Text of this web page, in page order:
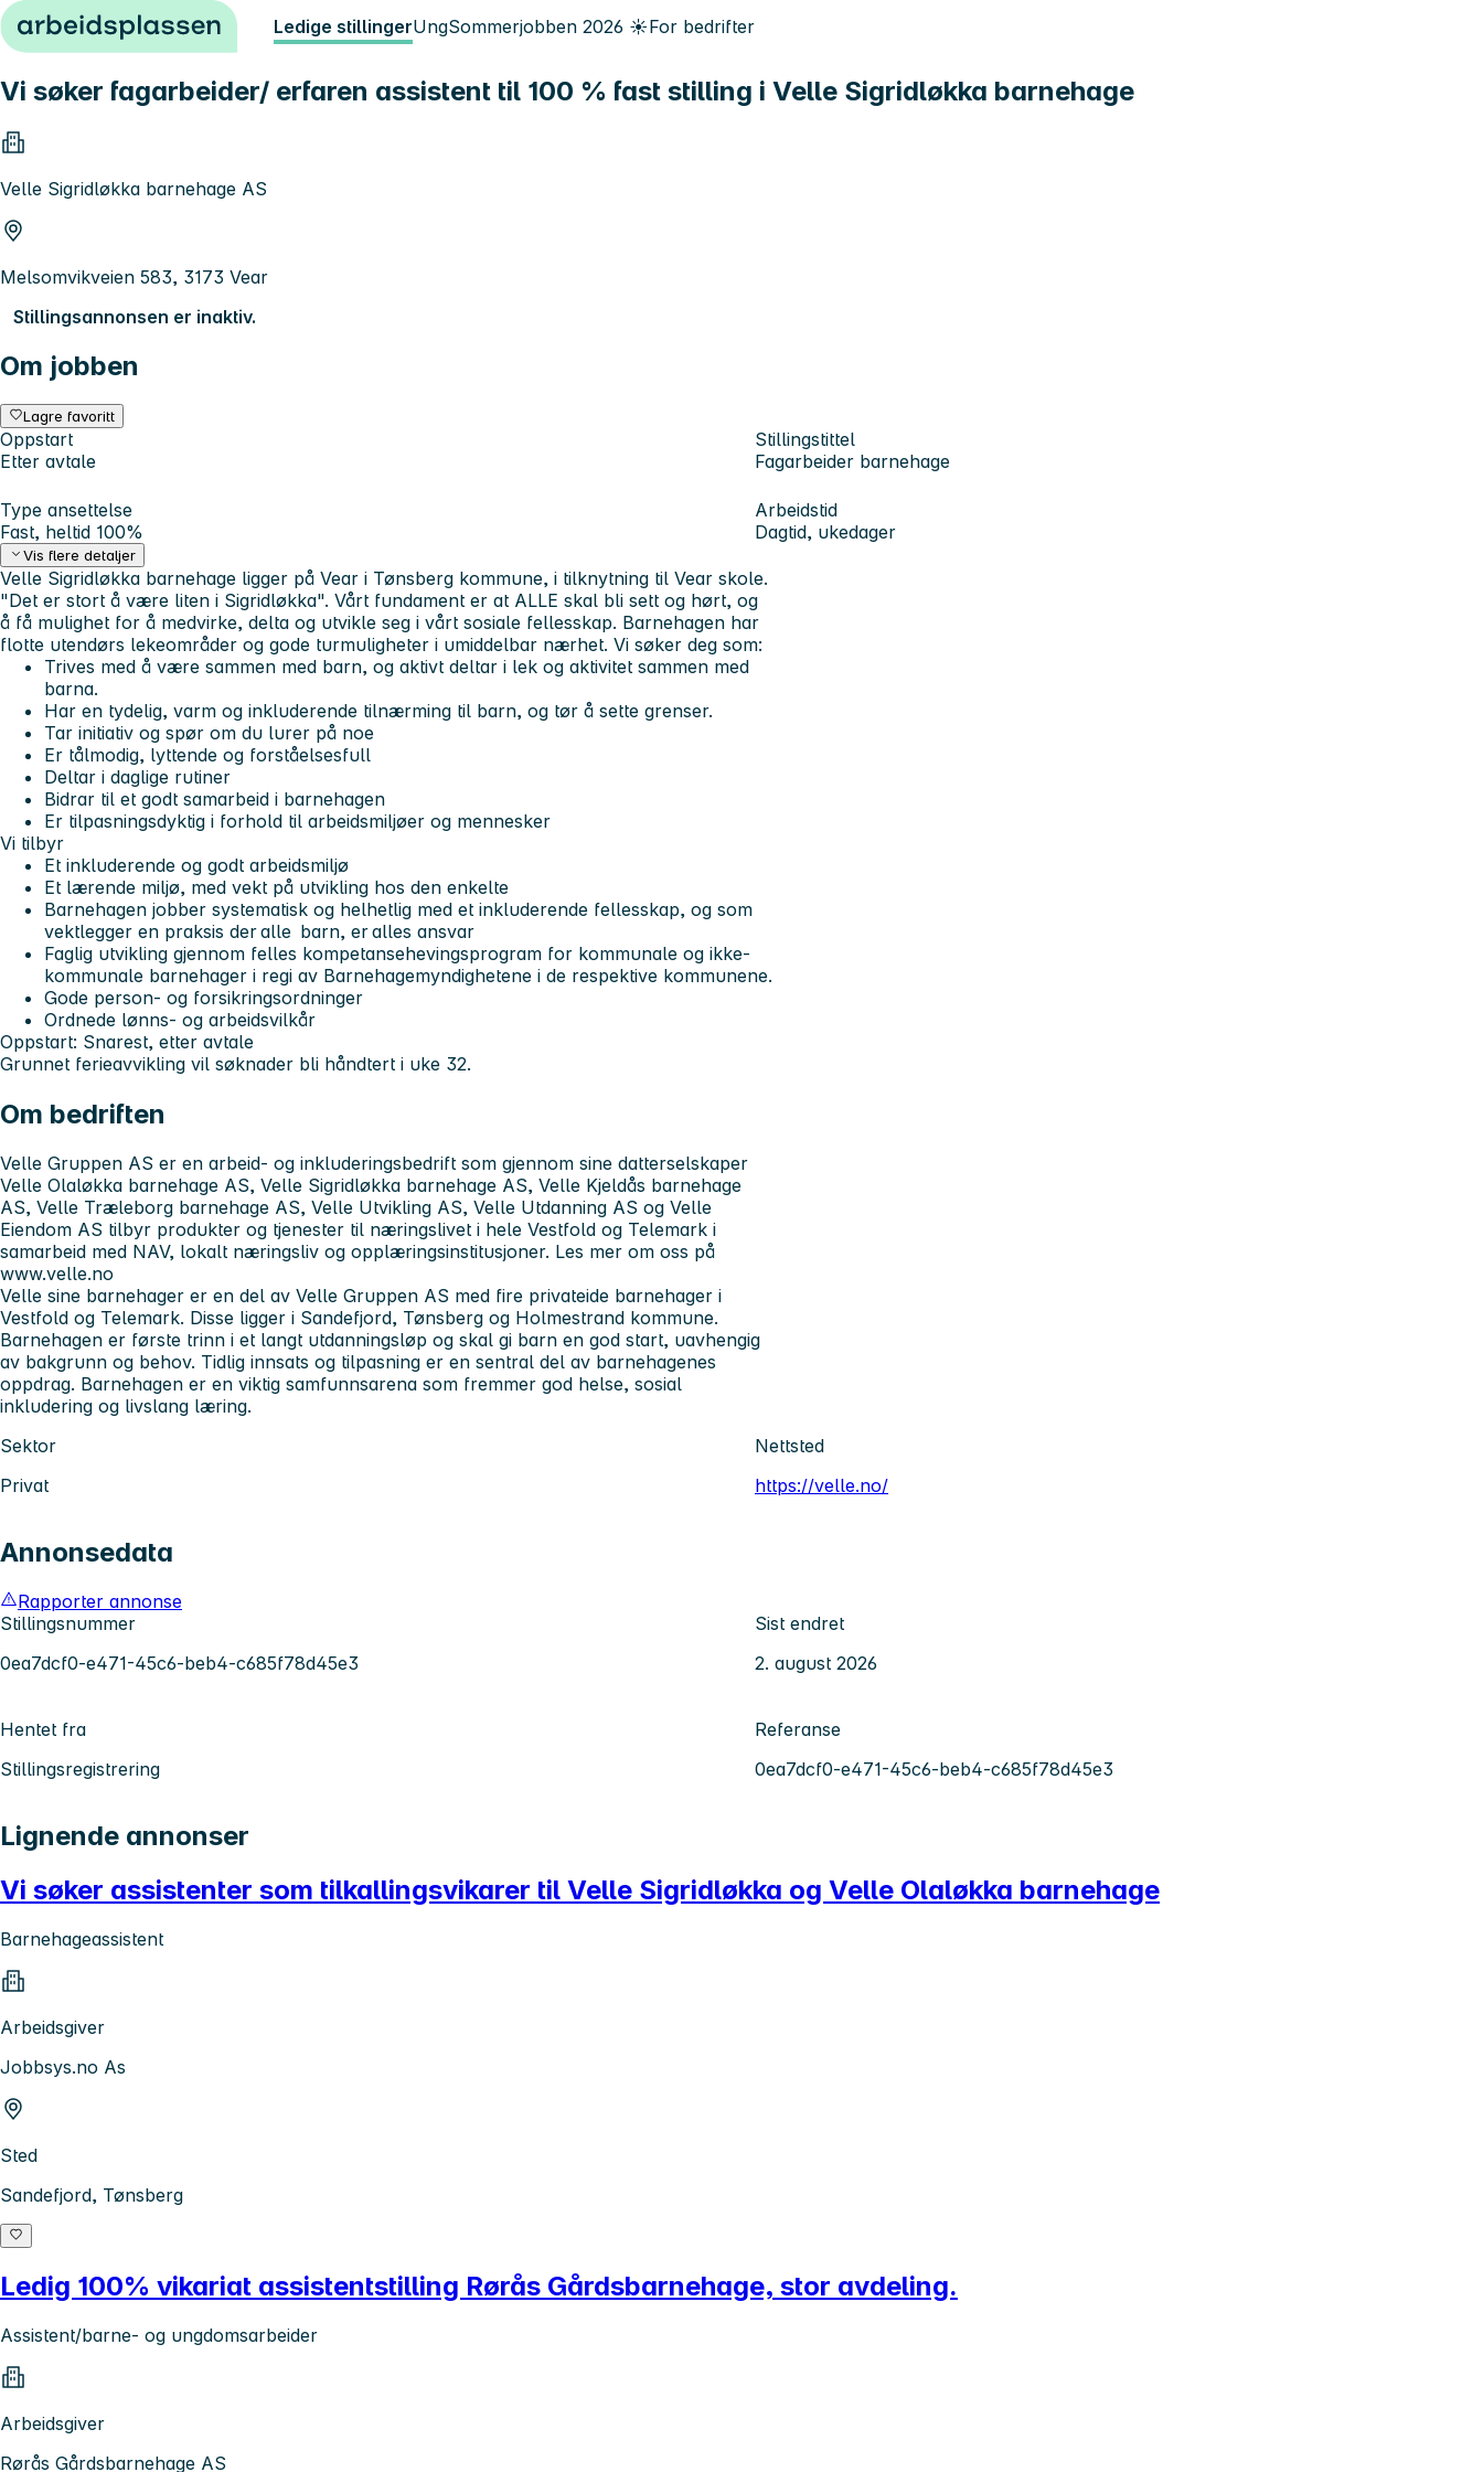
Hopp til innhold Ledige stillingerUngSommerjobben 2026 ☀️For bedrifter
Vi søker fagarbeider/ erfaren assistent til 100 % fast stilling i Velle Sigridløkka barnehage
Velle Sigridløkka barnehage AS
Melsomvikveien 583, 3173 Vear
Stillingsannonsen er inaktiv.
Om jobben
Lagre favoritt
Oppstart
Etter avtale
Stillingstittel
Fagarbeider barnehage
Type ansettelse
Fast, heltid 100%
Arbeidstid
Dagtid, ukedager
Vis flere detaljer
Velle Sigridløkka barnehage ligger på Vear i Tønsberg kommune, i tilknytning til Vear skole.
"Det er stort å være liten i Sigridløkka". Vårt fundament er at ALLE skal bli sett og hørt, og
å få mulighet for å medvirke, delta og utvikle seg i vårt sosiale fellesskap. Barnehagen har
flotte utendørs lekeområder og gode turmuligheter i umiddelbar nærhet. Vi søker deg som:
Trives med å være sammen med barn, og aktivt deltar i lek og aktivitet sammen med
barna.
Har en tydelig, varm og inkluderende tilnærming til barn, og tør å sette grenser.
Tar initiativ og spør om du lurer på noe
Er tålmodig, lyttende og forståelsesfull
Deltar i daglige rutiner
Bidrar til et godt samarbeid i barnehagen
Er tilpasningsdyktig i forhold til arbeidsmiljøer og mennesker
Vi tilbyr
Et inkluderende og godt arbeidsmiljø
Et lærende miljø, med vekt på utvikling hos den enkelte
Barnehagen jobber systematisk og helhetlig med et inkluderende fellesskap, og som
vektlegger en praksis deralle barn, eralles ansvar
Faglig utvikling gjennom felles kompetansehevingsprogram for kommunale og ikke-
kommunale barnehager i regi av Barnehagemyndighetene i de respektive kommunene.
Gode person- og forsikringsordninger
Ordnede lønns- og arbeidsvilkår
Oppstart: Snarest, etter avtale
Grunnet ferieavvikling vil søknader bli håndtert i uke 32.
Om bedriften
Velle Gruppen AS er en arbeid- og inkluderingsbedrift som gjennom sine datterselskaper
Velle Olaløkka barnehage AS, Velle Sigridløkka barnehage AS, Velle Kjeldås barnehage
AS, Velle Træleborg barnehage AS, Velle Utvikling AS, Velle Utdanning AS og Velle
Eiendom AS tilbyr produkter og tjenester til næringslivet i hele Vestfold og Telemark i
samarbeid med NAV, lokalt næringsliv og opplæringsinstitusjoner. Les mer om oss på
www.velle.no
Velle sine barnehager er en del av Velle Gruppen AS med fire privateide barnehager i
Vestfold og Telemark. Disse ligger i Sandefjord, Tønsberg og Holmestrand kommune.
Barnehagen er første trinn i et langt utdanningsløp og skal gi barn en god start, uavhengig
av bakgrunn og behov. Tidlig innsats og tilpasning er en sentral del av barnehagenes
oppdrag. Barnehagen er en viktig samfunnsarena som fremmer god helse, sosial
inkludering og livslang læring.
Sektor
Privat
Nettsted
https://velle.no/
Annonsedata
Rapporter annonse
Stillingsnummer
0ea7dcf0-e471-45c6-beb4-c685f78d45e3
Sist endret
2. august 2026
Hentet fra
Stillingsregistrering
Referanse
0ea7dcf0-e471-45c6-beb4-c685f78d45e3
Lignende annonser
Vi søker assistenter som tilkallingsvikarer til Velle Sigridløkka og Velle Olaløkka barnehage
Barnehageassistent
Arbeidsgiver
Jobbsys.no As
Sted
Sandefjord, Tønsberg
Ledig 100% vikariat assistentstilling Rørås Gårdsbarnehage, stor avdeling.
Assistent/barne- og ungdomsarbeider
Arbeidsgiver
Rørås Gårdsbarnehage AS